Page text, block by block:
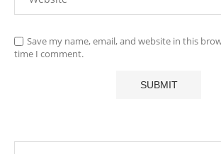
Save my name, email, and website in this
time I comment.